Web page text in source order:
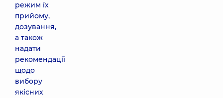
режим їх
прийому,
дозування,
а також
надати
рекомендації
щодо
вибору
якісних